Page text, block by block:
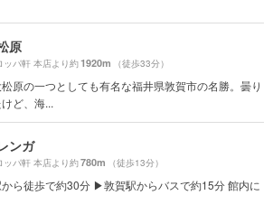
原
ッパ軒 本店より約1920m （徒歩33分）
原の一つとしても有名な福井県敦賀市の名勝。曇り
ど、海...
ンガ
ッパ軒 本店より約780m （徒歩13分）
ら徒歩で約30分 ▶︎敦賀駅からバスで約15分 館内に